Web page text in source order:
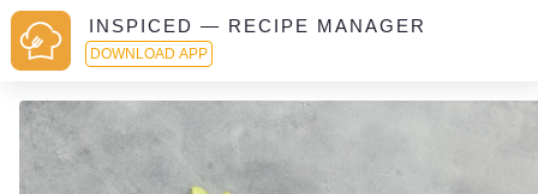
INSPICED — RECIPE MANAGER
DOWNLOAD APP